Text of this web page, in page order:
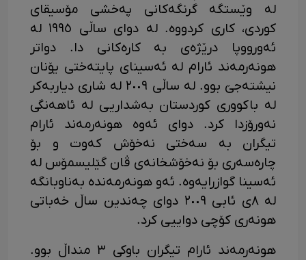
لە وێستگە گرنگەکانی پەخشی مۆسیقای
کوردی، کاری کردووە. لە دوای ساڵی ١٩٩٥ لە
ئەورووپا درێژەی بە کارەکانی دا. دواتر
هونەرمەند ئارام لە ئەسینای پایتەختی یۆنان
نیشتەجێ بوو. لە ساڵی ٢٠٠٩ لە شاری دیاربەکر
لە باکووری کوردستان بەشداریی لە ئاهەنگی
نەورۆزدا کرد. دوای ئەوە هونەرمەند ئارام
تیگران بە سەختی نەخۆش کەوت و بۆ
چارەسەری بۆ نەخۆشخانەی ڤان گێلیسمۆس لە
ئەسینا گوازرایەوە. ئەو هونەرمەندە بەناوبانگە
لە ٨ی ئابی ٢٠٠٩ دوای چەندین ساڵ خەباتی
هونەری کۆچی دواییی کرد.
هونەرمەند ئارام تیگران باوکی ٣ منداڵ بوو.